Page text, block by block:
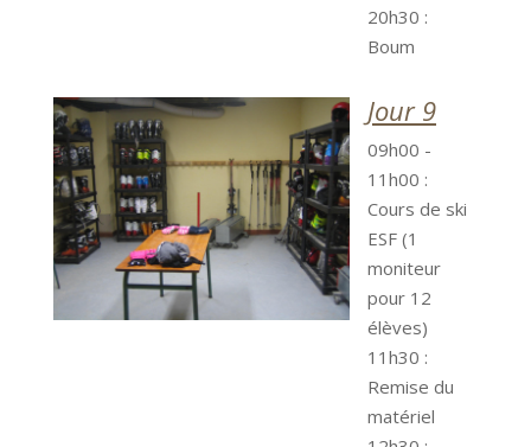
20h30 :
Boum
Jour 9
09h00 -
11h00 :
Cours de ski
ESF (1
moniteur
pour 12
élèves)
11h30 :
Remise du
matériel